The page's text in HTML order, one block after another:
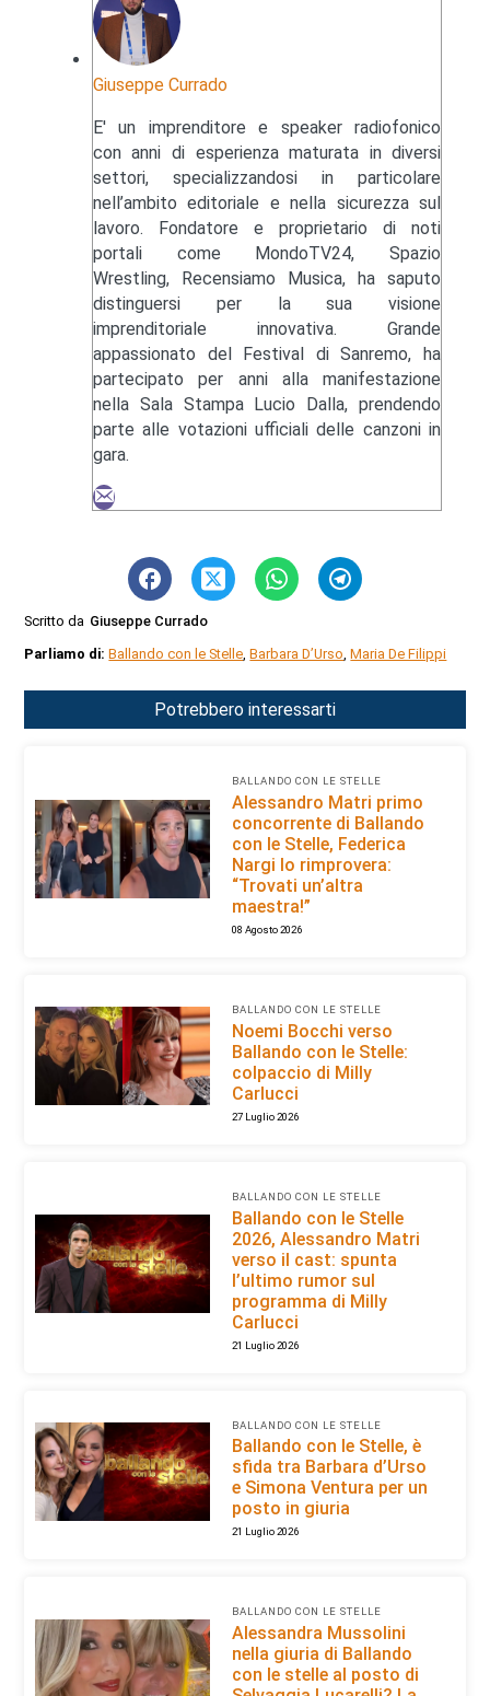
Giuseppe Currado
E' un imprenditore e speaker radiofonico
con anni di esperienza maturata in diversi
settori, specializzandosi in particolare
nell’ambito editoriale e nella sicurezza sul
lavoro. Fondatore e proprietario di noti
portali come MondoTV24, Spazio
Wrestling, Recensiamo Musica, ha saputo
distinguersi per la sua visione
imprenditoriale innovativa. Grande
appassionato del Festival di Sanremo, ha
partecipato per anni alla manifestazione
nella Sala Stampa Lucio Dalla, prendendo
parte alle votazioni ufficiali delle canzoni in
gara.
Scritto da Giuseppe Currado
Parliamo di:Ballando con le Stelle ,Barbara D’Urso ,Maria De Filippi
Potrebbero interessarti
BALLANDO CON LE STELLE
Alessandro Matri primo
concorrente di Ballando
con le Stelle, Federica
Nargi lo rimprovera:
“Trovati un’altra
maestra!”
08 Agosto 2026
BALLANDO CON LE STELLE
Noemi Bocchi verso
Ballando con le Stelle:
colpaccio di Milly
Carlucci
27 Luglio 2026
BALLANDO CON LE STELLE
Ballando con le Stelle
2026, Alessandro Matri
verso il cast: spunta
l’ultimo rumor sul
programma di Milly
Carlucci
21 Luglio 2026
BALLANDO CON LE STELLE
Ballando con le Stelle, è
sfida tra Barbara d’Urso
e Simona Ventura per un
posto in giuria
21 Luglio 2026
BALLANDO CON LE STELLE
Alessandra Mussolini
nella giuria di Ballando
con le stelle al posto di